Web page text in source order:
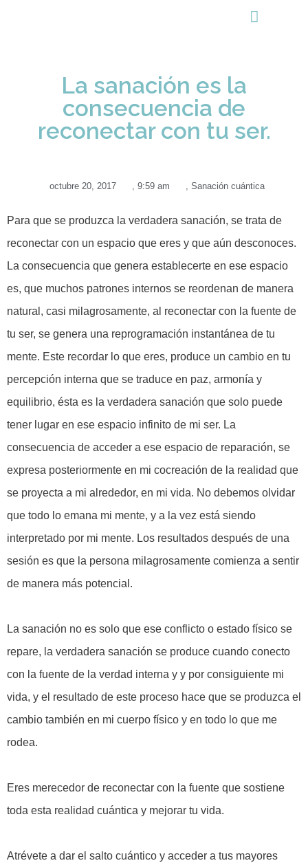
La sanación es la
consecuencia de
reconectar con tu ser.
octubre 20, 2017 , 9:59 am , Sanación cuántica
Para que se produzca la verdadera sanación, se trata de
reconectar con un espacio que eres y que aún desconoces.
La consecuencia que genera establecerte en ese espacio
es, que muchos patrones internos se reordenan de manera
natural, casi milagrosamente, al reconectar con la fuente de
tu ser, se genera una reprogramación instantánea de tu
mente. Este recordar lo que eres, produce un cambio en tu
percepción interna que se traduce en paz, armonía y
equilibrio, ésta es la verdadera sanación que solo puede
tener lugar en ese espacio infinito de mi ser. La
consecuencia de acceder a ese espacio de reparación, se
expresa posteriormente en mi cocreación de la realidad que
se proyecta a mi alrededor, en mi vida. No debemos olvidar
que todo lo emana mi mente, y a la vez está siendo
interpretado por mi mente. Los resultados después de una
sesión es que la persona milagrosamente comienza a sentir
de manera más potencial.
La sanación no es solo que ese conflicto o estado físico se
repare, la verdadera sanación se produce cuando conecto
con la fuente de la verdad interna y y por consiguiente mi
vida, y el resultado de este proceso hace que se produzca el
cambio también en mi cuerpo físico y en todo lo que me
rodea.
Eres merecedor de reconectar con la fuente que sostiene
toda esta realidad cuántica y mejorar tu vida.
Atrévete a dar el salto cuántico y acceder a tus mayores